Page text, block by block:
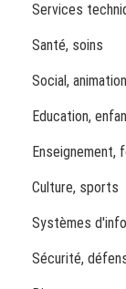
Services
Santé, soins
Social, animation
Education,
Enseignement,
Culture, sports
Systèmes
Sécurité,